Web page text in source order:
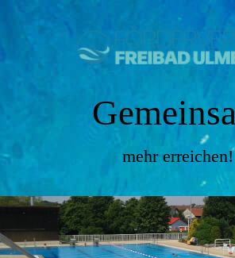
mehr erreichen!